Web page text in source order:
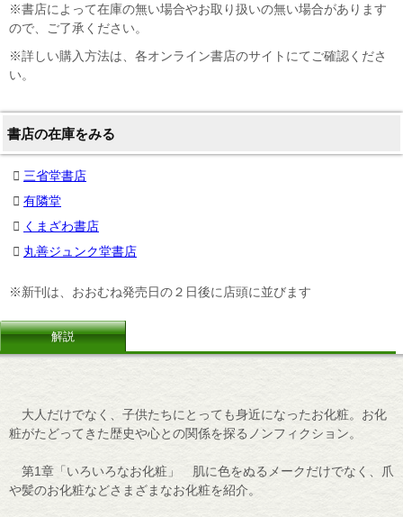
※書店によって在庫の無い場合やお取り扱いの無い場合があります
ので、ご了承ください。
※詳しい購入方法は、各オンライン書店のサイトにてご確認くださ
い。
書店の在庫をみる
三省堂書店
有隣堂
くまざわ書店
丸善ジュンク堂書店
※新刊は、おおむね発売日の２日後に店頭に並びます
解説
大人だけでなく、子供たちにとっても身近になったお化粧。お化
粧がたどってきた歴史や心との関係を探るノンフィクション。
第1章「いろいろなお化粧」 肌に色をぬるメークだけでなく、爪
や髪のお化粧などさまざまなお化粧を紹介。